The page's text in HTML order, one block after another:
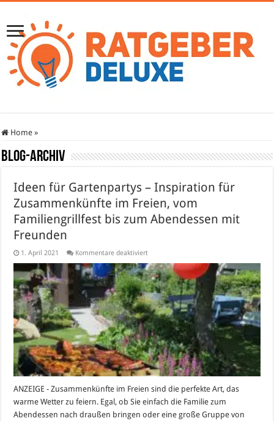
Home »
Blog-Archiv
Ideen für Gartenpartys – Inspiration für
Zusammenkünfte im Freien, vom
Familiengrillfest bis zum Abendessen mit
Freunden
1. April 2021 Kommentare deaktiviertfür
für
Gartenpartys
–
Inspiration
für
Zusammenkünfte
im
Freien,
vom
Familiengrillfest
bis
zum
Abendessen
mit
ANZEIGE - Zusammenkünfte im Freien sind die perfekte Art, das
warme Wetter zu feiern. Egal, ob Sie einfach die Familie zum
Abendessen nach draußen bringen oder eine große Gruppe von